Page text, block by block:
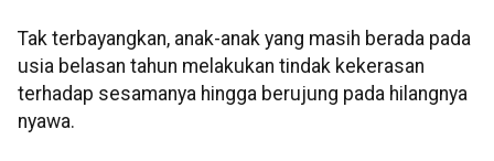
Tak terbayangkan, anak-anak yang masih berada pada
usia belasan tahun melakukan tindak kekerasan
terhadap sesamanya hingga berujung pada hilangnya
nyawa.